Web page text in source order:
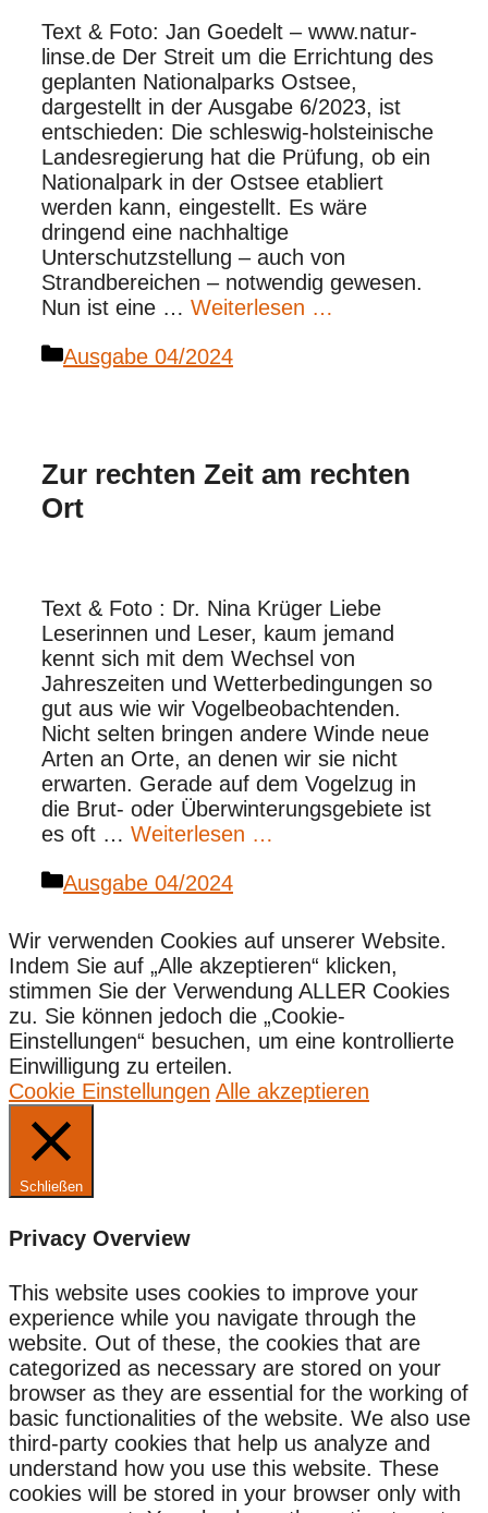
Text & Foto: Jan Goedelt – www.natur-
linse.de Der Streit um die Errichtung des
geplanten Nationalparks Ostsee,
dargestellt in der Ausgabe 6/2023, ist
entschieden: Die schleswig-holsteinische
Landesregierung hat die Prüfung, ob ein
Nationalpark in der Ostsee etabliert
werden kann, eingestellt. Es wäre
dringend eine nachhaltige
Unterschutzstellung – auch von
Strandbereichen – notwendig gewesen.
Nun ist eine … Weiterlesen …
Kategorien
Ausgabe 04/2024
Zur rechten Zeit am rechten
Ort
Text & Foto : Dr. Nina Krüger Liebe
Leserinnen und Leser, kaum jemand
kennt sich mit dem Wechsel von
Jahreszeiten und Wetterbedingungen so
gut aus wie wir Vogelbeobachtenden.
Nicht selten bringen andere Winde neue
Arten an Orte, an denen wir sie nicht
erwarten. Gerade auf dem Vogelzug in
die Brut- oder Überwinterungsgebiete ist
es oft … Weiterlesen …
Kategorien
Ausgabe 04/2024
Wir verwenden Cookies auf unserer Website.
Indem Sie auf „Alle akzeptieren“ klicken,
stimmen Sie der Verwendung ALLER Cookies
zu. Sie können jedoch die „Cookie-
Einstellungen“ besuchen, um eine kontrollierte
Einwilligung zu erteilen.
Cookie Einstellungen Alle akzeptieren
Schließen
Privacy Overview
This website uses cookies to improve your
experience while you navigate through the
website. Out of these, the cookies that are
categorized as necessary are stored on your
browser as they are essential for the working of
basic functionalities of the website. We also use
third-party cookies that help us analyze and
understand how you use this website. These
cookies will be stored in your browser only with